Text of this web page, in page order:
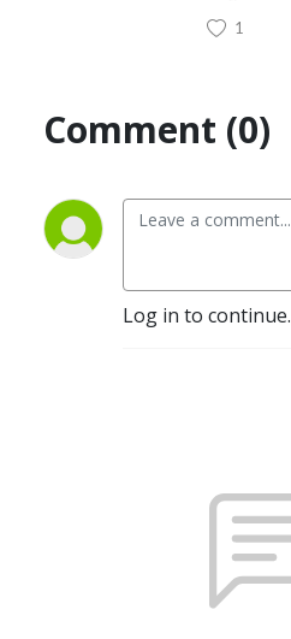
1
Comment (0)
Log in to continue.